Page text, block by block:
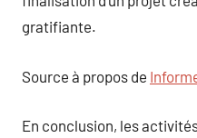
gratifiante.
Source à propos de
En conclusion, les